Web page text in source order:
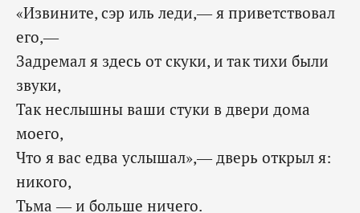
«Извините, сэр иль леди,— я приветствовал
его,—
Задремал я здесь от скуки, и так тихи были
звуки,
Так неслышны ваши стуки в двери дома
моего,
Что я вас едва услышал»,— дверь открыл я:
никого,
Тьма — и больше ничего.